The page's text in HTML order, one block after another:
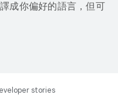
成你偏好的語言，但可
stories